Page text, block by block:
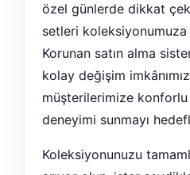
özel günlerde dikkat
setleri
Korunan satın alma
kolay değişim
müşterilerimize konforlu
deneyimi sunmayı
Koleksiyonunuzu